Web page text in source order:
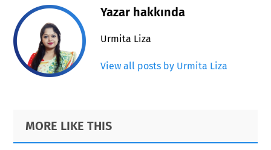
Yazar hakkında
Urmita Liza
View all posts by Urmita Liza
Primary
Sidebar
Footer
MORE LIKE THIS